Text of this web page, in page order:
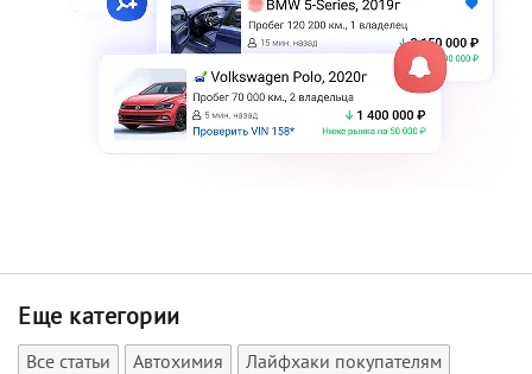
Еще категории
Все статьи Автохимия
Лайфхаки покупателям